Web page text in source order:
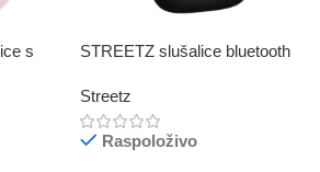
s
1,5
STREETZ slušalice bluetooth
Streetz
Raspoloživo